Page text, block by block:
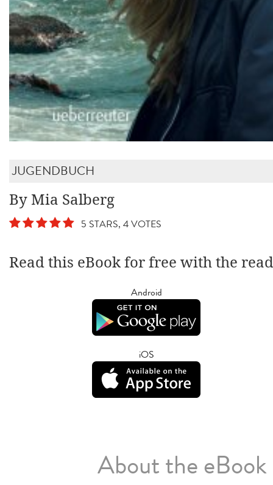
JUGENDBUCH
By Mia Salberg
5 STARS, 4 VOTES
Read this eBook for free with the
Android
iOS
About the eBook